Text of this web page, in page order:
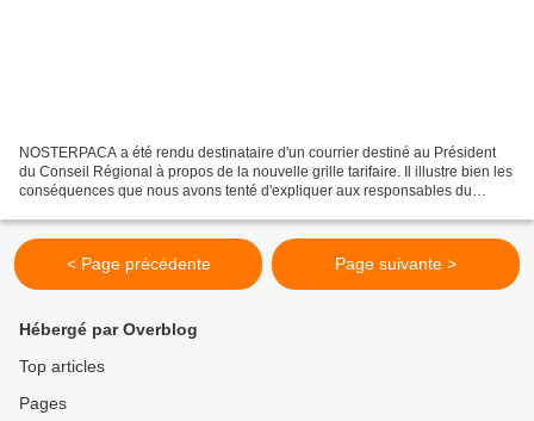
NOSTERPACA a été rendu destinataire d'un courrier destiné au Président
du Conseil Régional à propos de la nouvelle grille tarifaire. Il illustre bien les
conséquences que nous avons tenté d'expliquer aux responsables du
< Page précédente Page suivante >
Hébergé par Overblog
Top articles
Pages